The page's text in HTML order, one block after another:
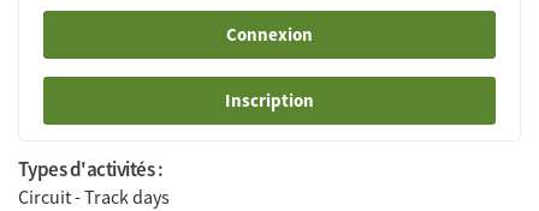
Connexion
Inscription
Types d'activités :
Circuit - Track days